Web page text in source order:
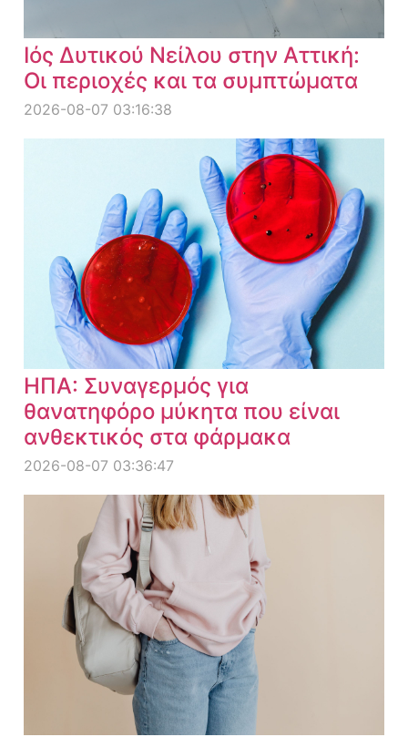
Ιός Δυτικού Νείλου στην Αττική:
Οι περιοχές και τα συμπτώματα
2026-08-07 03:16:38
ΗΠΑ: Συναγερμός για
θανατηφόρο μύκητα που είναι
ανθεκτικός στα φάρμακα
2026-08-07 03:36:47